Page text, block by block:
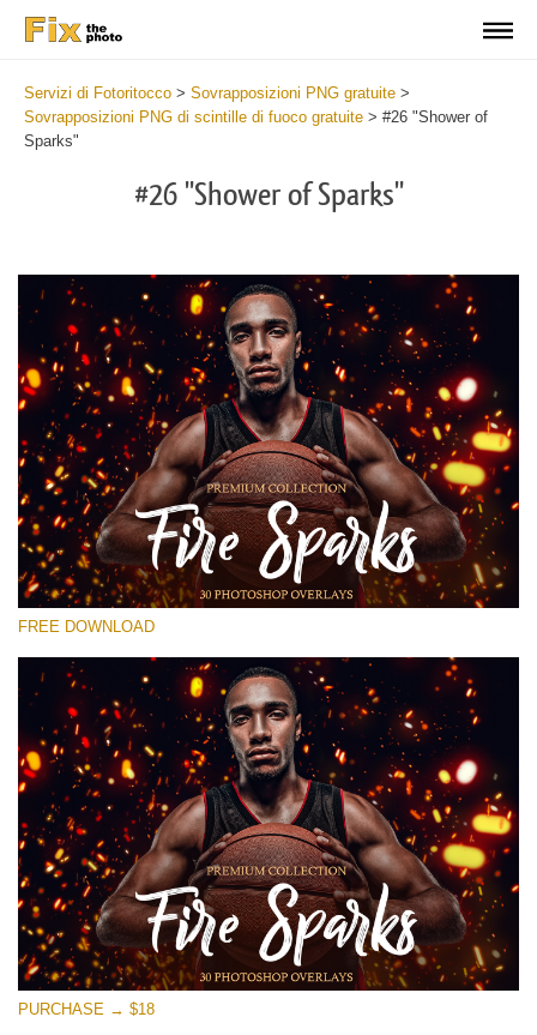
Servizi di Fotoritocco > Sovrapposizioni PNG gratuite >
Sovrapposizioni PNG di scintille di fuoco gratuite > #26 "Shower of
Sparks"
#26 "Shower of Sparks"
Si prega di Selezionare
Small 800*533px
Fire Sparks
(30 Overlays)
Large 6000*4000px
4 Seasons (411 Overlays)
Large 6000*4000px
Entire Collection
(1783 Overlays)
FREE DOWNLOAD
PURCHASE → $18